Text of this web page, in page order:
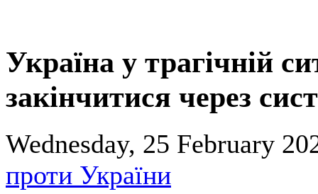
Україна у трагічній
закінчитися через
Wednesday, 25 February
проти України